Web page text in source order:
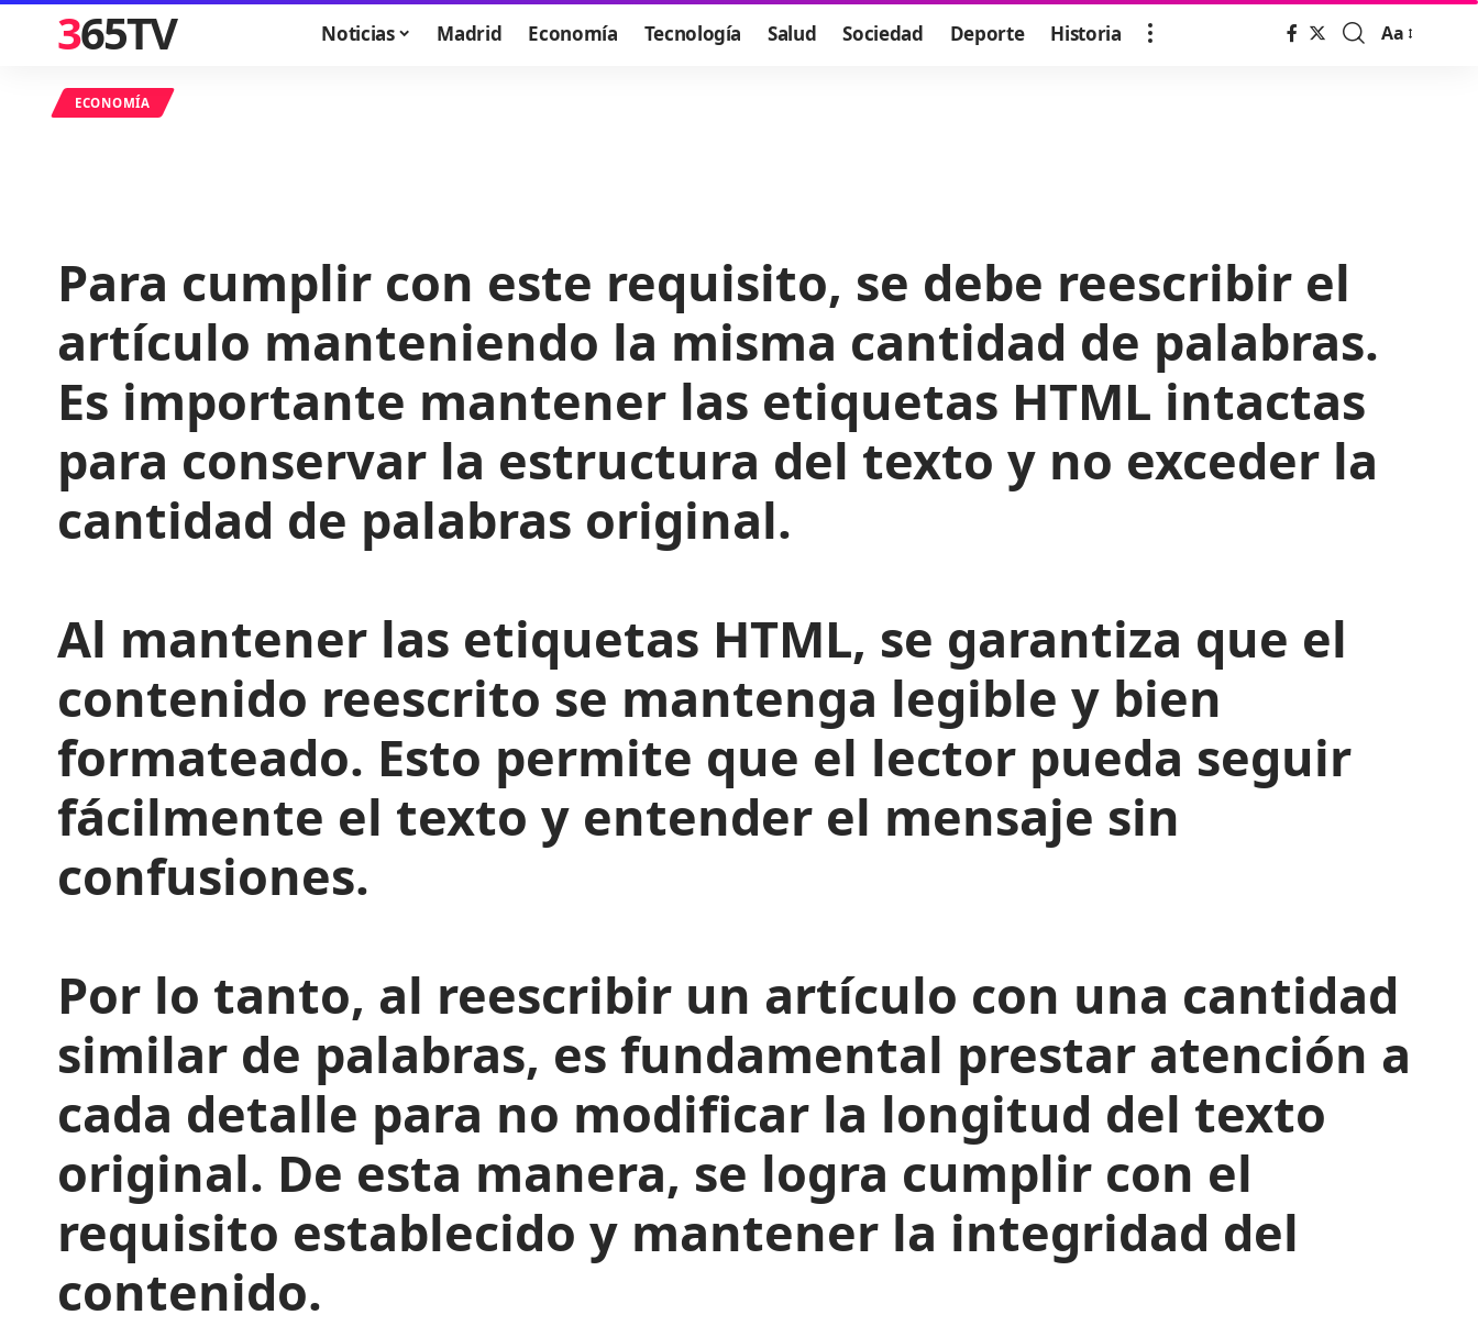
365TV Noticias Madrid Economía Tecnología Salud Sociedad Deporte Historia
Font
Aa
ECONOMÍA
Para cumplir con este requisito, se debe reescribir el
artículo manteniendo la misma cantidad de palabras.
Es importante mantener las etiquetas HTML intactas
para conservar la estructura del texto y no exceder la
cantidad de palabras original.
Al mantener las etiquetas HTML, se garantiza que el
contenido reescrito se mantenga legible y bien
formateado. Esto permite que el lector pueda seguir
fácilmente el texto y entender el mensaje sin
confusiones.
Por lo tanto, al reescribir un artículo con una cantidad
similar de palabras, es fundamental prestar atención a
cada detalle para no modificar la longitud del texto
original. De esta manera, se logra cumplir con el
requisito establecido y mantener la integridad del
contenido.